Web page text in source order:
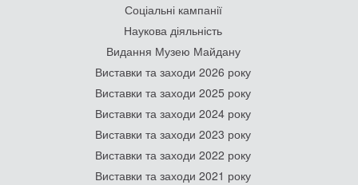
Соціальні кампанії
Наукова діяльність
Видання Музею Майдану
Виставки та заходи 2026 року
Виставки та заходи 2025 року
Виставки та заходи 2024 року
Виставки та заходи 2023 року
Виставки та заходи 2022 року
Виставки та заходи 2021 року